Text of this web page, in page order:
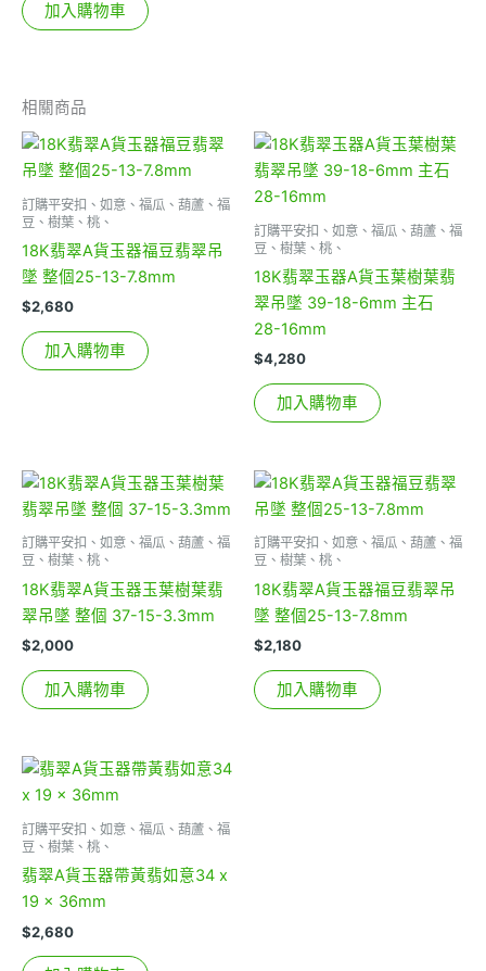
加入購物車
相關商品
訂購平安扣、如意、福瓜、葫蘆、福
豆、樹葉、桃、
18K翡翠A貨玉器福豆翡翠吊
墜 整個25-13-7.8mm
$2,680
加入購物車
訂購平安扣、如意、福瓜、葫蘆、福
豆、樹葉、桃、
18K翡翠玉器A貨玉葉樹葉翡
翠吊墜 39-18-6mm 主石
28-16mm
$4,280
加入購物車
訂購平安扣、如意、福瓜、葫蘆、福
豆、樹葉、桃、
18K翡翠A貨玉器玉葉樹葉翡
翠吊墜 整個 37-15-3.3mm
$2,000
加入購物車
訂購平安扣、如意、福瓜、葫蘆、福
豆、樹葉、桃、
18K翡翠A貨玉器福豆翡翠吊
墜 整個25-13-7.8mm
$2,180
加入購物車
訂購平安扣、如意、福瓜、葫蘆、福
豆、樹葉、桃、
翡翠A貨玉器帶黃翡如意34 x
19 x 36mm
$2,680